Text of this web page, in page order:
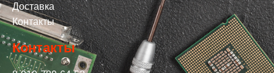
Доставка
Контакты
Контакты